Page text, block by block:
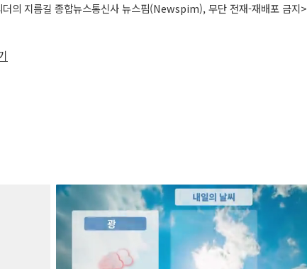
의 지름길 종합뉴스통신사 뉴스핌(Newspim), 무단 전재-재배포 금지>